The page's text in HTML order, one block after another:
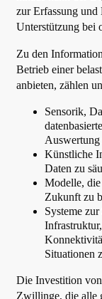
zur Erfassung und
Unterstützung bei
Zu den
Betrieb einer
anbieten, zählen
Sensorik,
Künstliche
Daten zu
Modelle,
Zukunft zu
Systeme
Situationen
Die Investition
Zwillinge, die alle